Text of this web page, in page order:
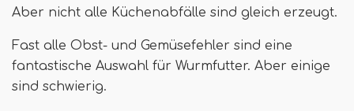
Aber nicht alle Küchenabfälle sind gleich erzeugt.
Fast alle Obst- und Gemüsefehler sind eine
fantastische Auswahl für Wurmfutter. Aber einige
sind schwierig.